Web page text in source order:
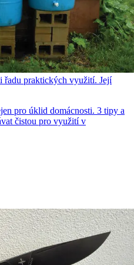
řadu praktických využití. Její
pro úklid domácnosti. 3 tipy a
čistou pro využití v